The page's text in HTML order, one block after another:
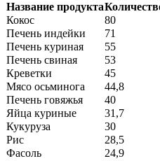
Название продукта
Кокос
80
Печень индейки
71
Печень куриная
55
Печень свиная
53
Креветки
45
Мясо осьминога
44,8
Печень говяжья
40
Яйца куриные
31,7
Кукуруза
30
Рис
28,5
Фасоль
24,9